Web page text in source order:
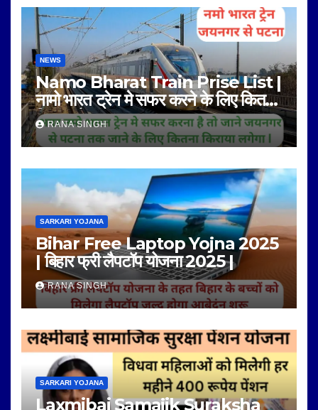
NEWS
Namo Bharat Train Prise List |
नामो भारत ट्रेन मे सफर करने के लिए कितना
किराया है |
RANA SINGH
SARKARI YOJANA
Bihar Free Laptop Yojna 2025
| बिहार फ्री लैपटॉप योजना 2025 |
RANA SINGH
SARKARI YOJANA
Laxmibai Samajik Suraksha